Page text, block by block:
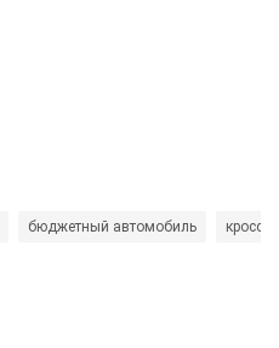
бюджетный автомобиль